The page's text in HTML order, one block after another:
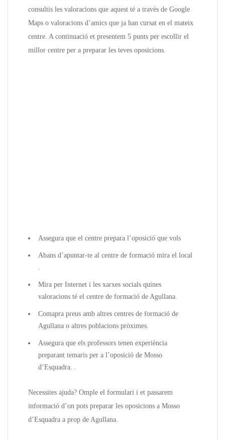
consultis les valoracions que aquest té a travès de Google
Maps o valoracions d’amics que ja han cursat en el mateix
centre. A continuació et presentem 5 punts per escollir el
millor centre per a preparar les teves oposicions.
Assegura que el centre prepara l’oposició que vols
Abans d’apuntar-te al centre de formació mira el local
.
Mira per Internet i les xarxes socials quines
valoracions té el centre de formació de Agullana.
Comapra preus amb altres centres de formació de
Agullana o altres poblacions pròximes.
Assegura que els professors tenen experiència
preparant temaris per a l’oposició de Mosso
d’Esquadra. .
Necessites ajuda? Omple el formulari i et passarem
informació d’on pots preparar les oposicions a Mosso
d’Esquadra a prop de Agullana.